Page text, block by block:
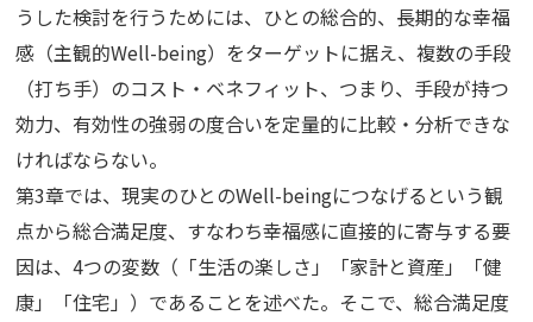
うした検討を行うためには、ひとの総合的、長期的な幸福
感（主観的Well-being）をターゲットに据え、複数の手段
（打ち手）のコスト・ベネフィット、つまり、手段が持つ
効力、有効性の強弱の度合いを定量的に比較・分析できな
ければならない。
第3章では、現実のひとのWell-beingにつなげるという観
点から総合満足度、すなわち幸福感に直接的に寄与する要
因は、4つの変数（「生活の楽しさ」「家計と資産」「健
康」「住宅」）であることを述べた。そこで、総合満足度